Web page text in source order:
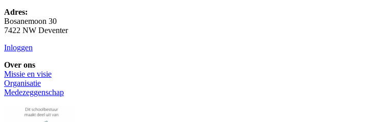
Adres:
Bosanemoon 30
7422 NW Deventer
Inloggen
Over ons
Missie en visie
Organisatie
Medezeggenschap